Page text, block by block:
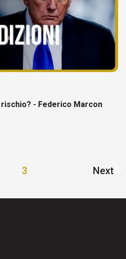
- Federico Marcon
3 Next